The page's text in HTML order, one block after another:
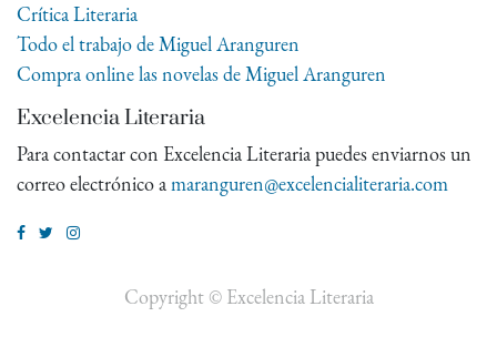
Crítica Literaria
Todo el trabajo de Miguel Aranguren
Compra online las novelas de Miguel Aranguren
Excelencia Literaria
Para contactar con Excelencia Literaria puedes enviarnos un
correo electrónico amaranguren@excelencialiteraria.com
Copyright © Excelencia Literaria